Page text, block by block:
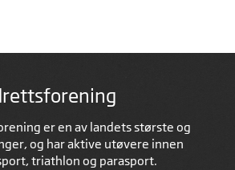
er en av landets største og
og har aktive utøvere innen
triathlon og parasport.